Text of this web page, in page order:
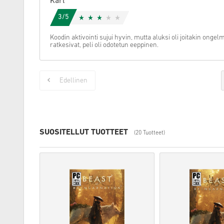
3/5
Koodin aktivointi sujui hyvin, mutta aluksi oli joitakin
ratkesivat, peli oli odotetun eeppinen.
Edellinen
SUOSITELLUT TUOTTEET (20 Tuotteet)